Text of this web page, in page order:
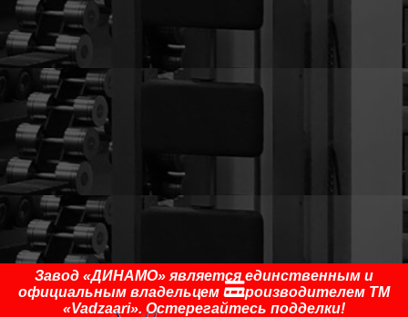
Завод «ДИНАМО» является единственным и
официальным владельцем и производителем ТМ
«Vadzaari». Остерегайтесь подделки!